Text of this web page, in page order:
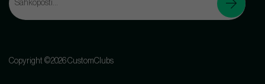
Copyright ©2026 CustomClubs